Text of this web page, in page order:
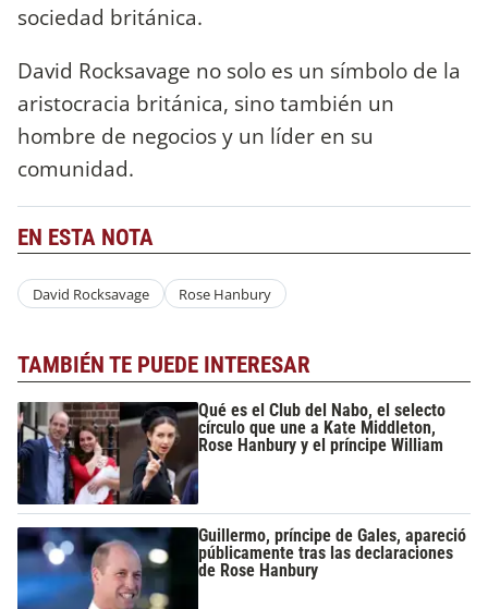
sociedad británica.
David Rocksavage no solo es un símbolo de la
aristocracia británica, sino también un
hombre de negocios y un líder en su
comunidad.
EN ESTA NOTA
David Rocksavage Rose Hanbury
TAMBIÉN TE PUEDE INTERESAR
Qué es el Club del Nabo, el selecto
círculo que une a Kate Middleton,
Rose Hanbury y el príncipe William
Guillermo, príncipe de Gales, apareció
públicamente tras las declaraciones
de Rose Hanbury